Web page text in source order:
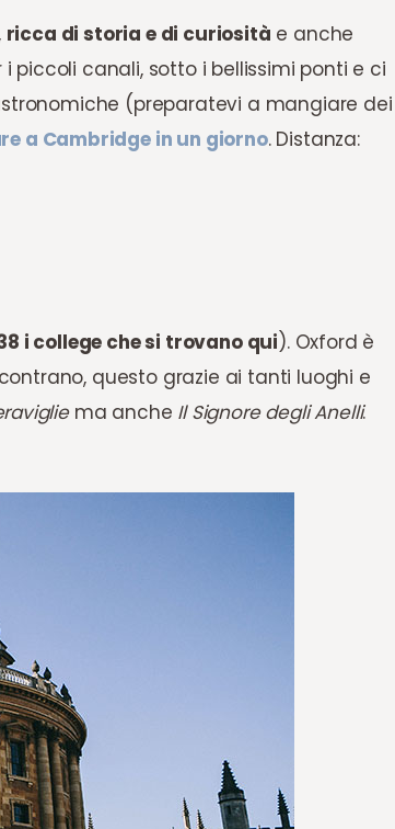
ricca di storia e di curiosità e anche
canali, sotto i bellissimi ponti e ci
(preparatevi a mangiare dei
a Cambridge in un giorno. Distanza:
i college che si trovano qui). Oxford è
questo grazie ai tanti luoghi e
ma anche Il Signore degli Anelli.